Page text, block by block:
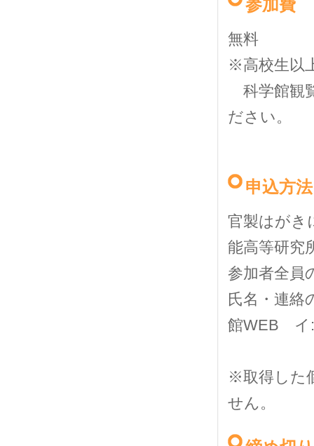
参加費
無料
※高校生以
科学館観
ださい。
申込方法
官製はがき
能高等研究
参加者全員
氏名・連絡
館WEB イ
※取得した
せん。